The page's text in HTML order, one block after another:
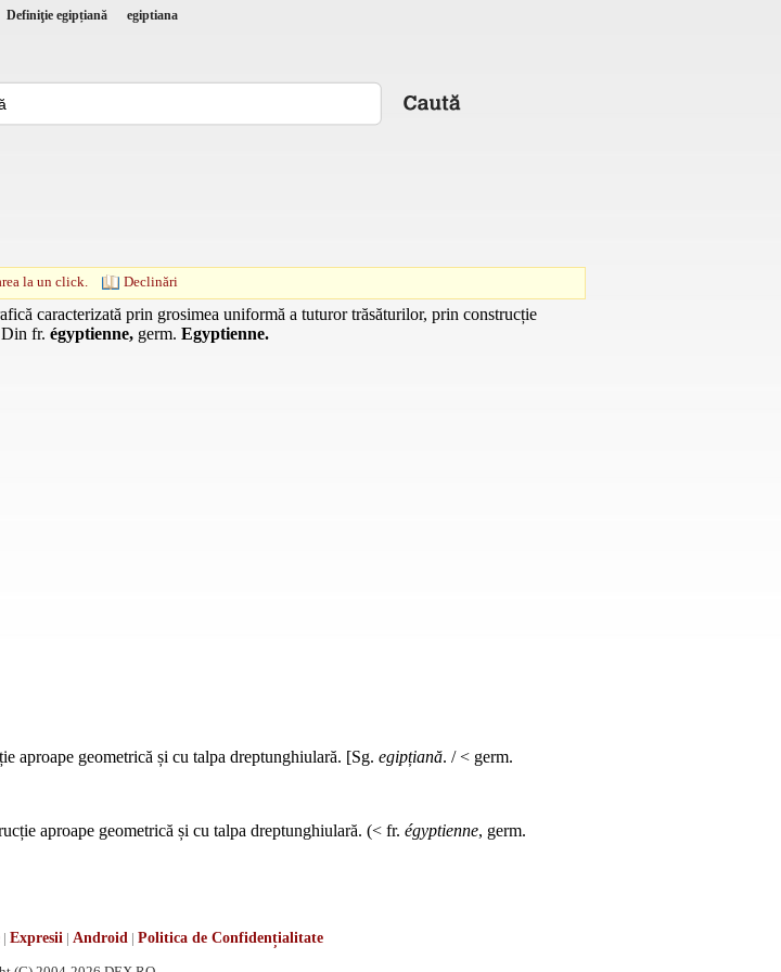
Definiţie egipțiană egiptiana
la un click. Declinări
caracterizată prin grosimea uniformă a tuturor trăsăturilor, prin construcție
fr. égyptienne, germ. Egyptienne.
aproape geometrică și cu talpa dreptunghiulară. [Sg. egipțiană. / < germ.
aproape geometrică și cu talpa dreptunghiulară. (< fr. égyptienne, germ.
| Expresii | Android | Politica de Confidențialitate